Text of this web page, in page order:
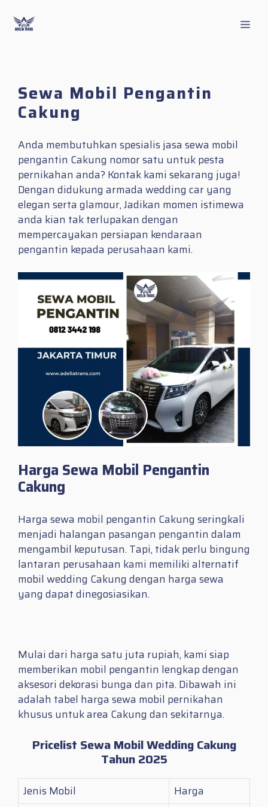
content
Sewa Mobil Pengantin
Cakung
Anda membutuhkan spesialis jasa sewa mobil
pengantin Cakung nomor satu untuk pesta
pernikahan anda? Kontak kami sekarang juga!
Dengan didukung armada wedding car yang
elegan serta glamour, Jadikan momen istimewa
anda kian tak terlupakan dengan
mempercayakan persiapan kendaraan
pengantin kepada perusahaan kami.
Harga Sewa Mobil Pengantin
Cakung
Harga sewa mobil pengantin Cakung seringkali
menjadi halangan pasangan pengantin dalam
mengambil keputusan. Tapi, tidak perlu bingung
lantaran perusahaan kami memiliki alternatif
mobil wedding Cakung dengan harga sewa
yang dapat dinegosiasikan.
Mulai dari harga satu juta rupiah, kami siap
memberikan mobil pengantin lengkap dengan
aksesori dekorasi bunga dan pita. Dibawah ini
adalah tabel harga sewa mobil pernikahan
khusus untuk area Cakung dan sekitarnya.
Pricelist Sewa Mobil Wedding Cakung
Tahun 2025
Jenis Mobil
Harga